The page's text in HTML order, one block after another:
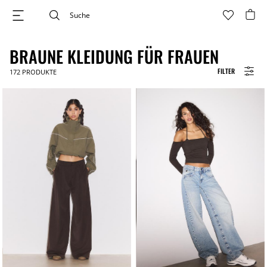
FILTER
BRAUNE KLEIDUNG FÜR FRAUEN
172 PRODUKTE